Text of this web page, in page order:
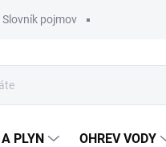
Slovník pojmov
PLYN OHREV VODY